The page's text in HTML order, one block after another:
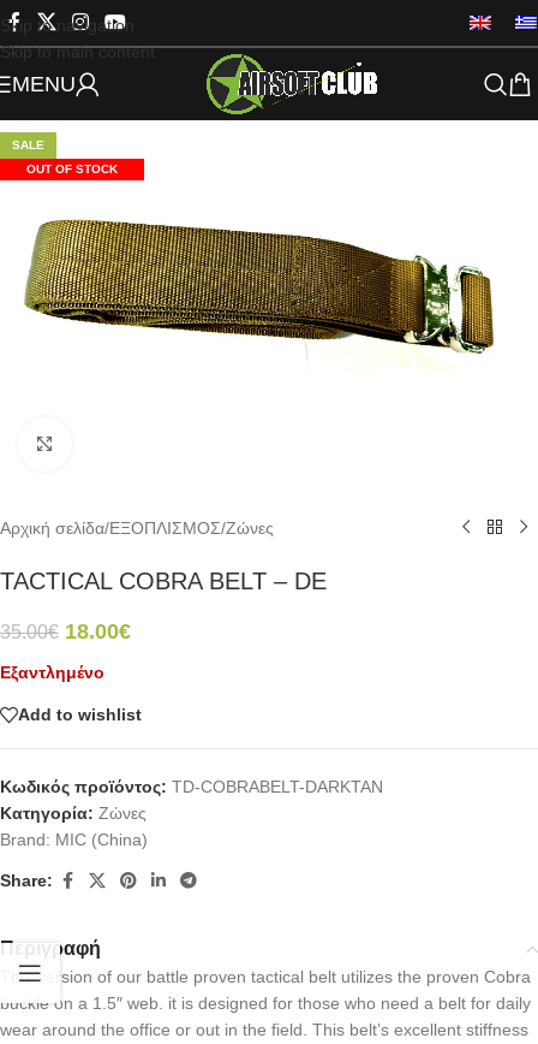
Skip to navigation
Skip to main content
MENU
SALE
OUT OF STOCK
Αρχική σελίδα/ΕΞΟΠΛΙΣΜΟΣ/Ζώνες
TACTICAL COBRA BELT – DE
35.00€ 18.00€
Εξαντλημένο
Add to wishlist
Κωδικός προϊόντος: TD-COBRABELT-DARKTAN
Κατηγορία: Ζώνες
Brand: MIC (China)
Share:
Περιγραφή
This version of our battle proven tactical belt utilizes the proven Cobra
buckle on a 1.5″ web. it is designed for those who need a belt for daily
wear around the office or out in the field. This belt’s excellent stiffness